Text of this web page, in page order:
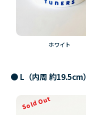
ホワイト
● L （内周 約19.5cm）
Sold Out